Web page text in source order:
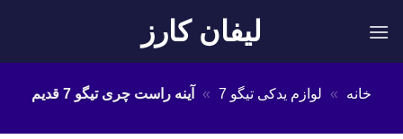
لیفان کارز
خانه » لوازم یدکی تیگو 7 » آینه راست چری تیگو 7 قدیم